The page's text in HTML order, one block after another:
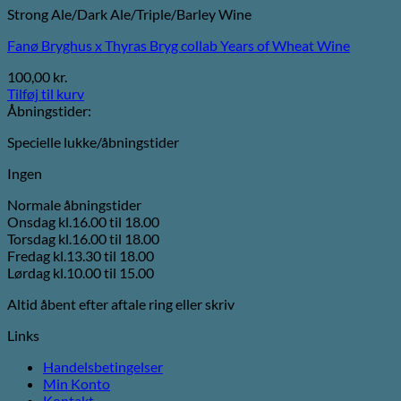
Strong Ale/Dark Ale/Triple/Barley Wine
Fanø Bryghus x Thyras Bryg collab Years of Wheat Wine
100,00 kr.
Tilføj til kurv
Åbningstider:
Specielle lukke/åbningstider
Ingen
Normale åbningstider
Onsdag kl.16.00 til 18.00
Torsdag kl.16.00 til 18.00
Fredag kl.13.30 til 18.00
Lørdag kl.10.00 til 15.00
Altid åbent efter aftale ring eller skriv
Links
Handelsbetingelser
Min Konto